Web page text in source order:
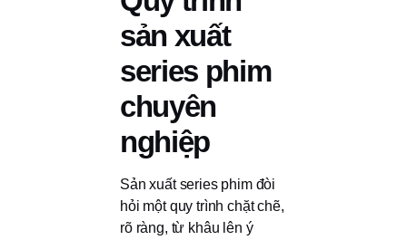
sản xuất
series phim
chuyên
nghiệp
Sản xuất series phim đòi
hỏi một quy trình chặt chẽ,
rõ ràng, từ khâu lên ý